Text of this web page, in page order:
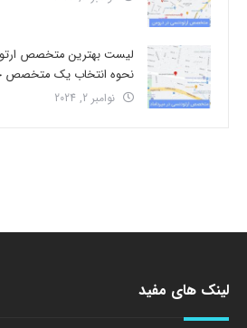
لیست بهترین متخصص
نحوه انتخاب یک متخصص
نوامبر 2, 2024
لینک های مفید